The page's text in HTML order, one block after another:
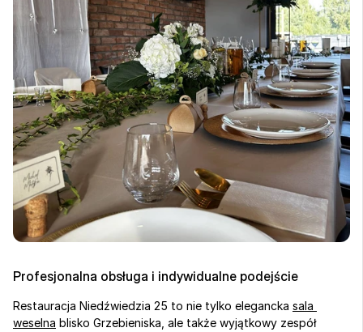
Profesjonalna obsługa i indywidualne podejście
Restauracja Niedźwiedzia 25 to nie tylko elegancka sala
weselna blisko Grzebieniska, ale także wyjątkowy zespół